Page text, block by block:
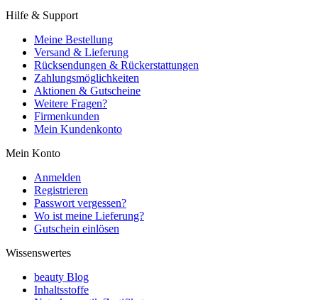
Hilfe & Support
Meine Bestellung
Versand & Lieferung
Rücksendungen & Rückerstattungen
Zahlungsmöglichkeiten
Aktionen & Gutscheine
Weitere Fragen?
Firmenkunden
Mein Kundenkonto
Mein Konto
Anmelden
Registrieren
Passwort vergessen?
Wo ist meine Lieferung?
Gutschein einlösen
Wissenswertes
beauty Blog
Inhaltsstoffe